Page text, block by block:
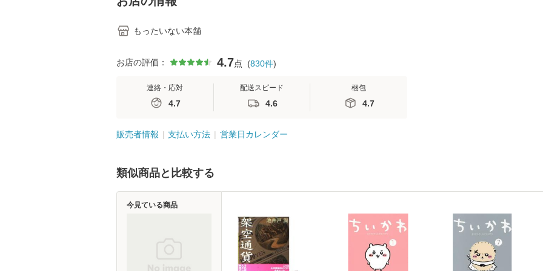
もったいない本舗
お店の評価： 4.7点 (830件)
連絡・応対
4.7
配送スピード
4.6
梱包
4.7
販売者情報 支払い方法 営業日カレンダー
類似商品と比較する
今見ている商品